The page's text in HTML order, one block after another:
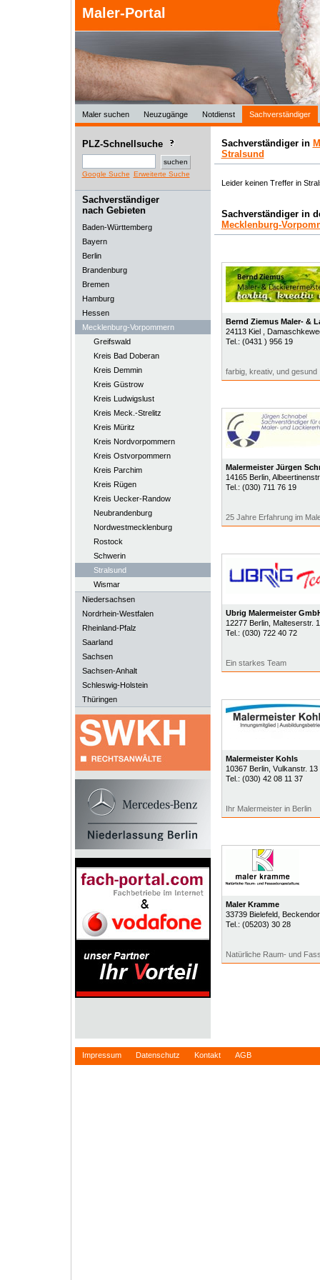
Maler-Portal
Maler suchen Neuzugänge Notdienst Sachverständiger
PLZ-Schnellsuche
Google Suche Erweiterte Suche
Sachverständiger
nach Gebieten
Baden-Württemberg
Bayern
Berlin
Brandenburg
Bremen
Hamburg
Hessen
Mecklenburg-Vorpommern
Greifswald
Kreis Bad Doberan
Kreis Demmin
Kreis Güstrow
Kreis Ludwigslust
Kreis Meck.-Strelitz
Kreis Müritz
Kreis Nordvorpommern
Kreis Ostvorpommern
Kreis Parchim
Kreis Rügen
Kreis Uecker-Randow
Neubrandenburg
Nordwestmecklenburg
Rostock
Schwerin
Stralsund
Wismar
Niedersachsen
Nordrhein-Westfalen
Rheinland-Pfalz
Saarland
Sachsen
Sachsen-Anhalt
Schleswig-Holstein
Thüringen
Sachverständiger in
Stralsund
Leider keinen Treffer in
Sachverständiger in
Mecklenburg-
Bernd Ziemus Maler- &
24113 Kiel
,
Tel.: (0431 ) 956 19
farbig, kreativ, und gesund
Malermeister Jürgen
14165 Berlin,
Tel.: (030) 711 76 19
25 Jahre Erfahrung im
Ubrig Malermeister
12277 Berlin, Malteserstr.
Tel.: (030) 722 40 72
Ein starkes Team
Malermeister Kohls
10367 Berlin, Vulkanstr. 13
Tel.: (030) 42 08 11 37
Ihr Malermeister in Berlin
Maler Kramme
33739 Bielefeld,
Tel.: (05203) 30 28
Natürliche Raum- und
Impressum Datenschutz Kontakt AGB